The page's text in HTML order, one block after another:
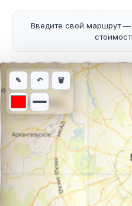
Введите свой маршрут
Интерактивная карта
✎ ↶ 🗑